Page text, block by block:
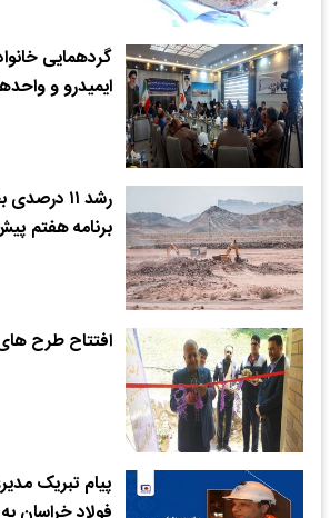
گردهمایی
ایمیدرو و
رشد ۱۱
برنامه هفتم
افتتاح طرح
پیام تبریک